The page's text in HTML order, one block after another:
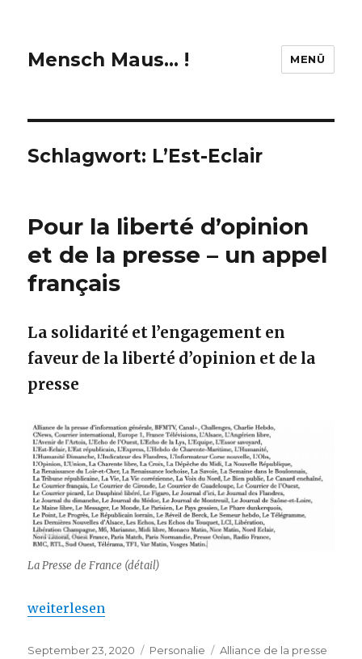
Mensch Maus… ! MENÜ
Schlagwort: L’Est-Eclair
Pour la liberté d’opinion
et de la presse – un appel
français
La solidarité et l’engagement en
faveur de la liberté d’opinion et de la
presse
La Presse de France (détail)
„Pour la liberté d’opinion et de la presse – un
weiterlesen
Veröffentlicht
September 23, 2020 Kategorien
Personalie Schlagwörter
Alliance de la presse